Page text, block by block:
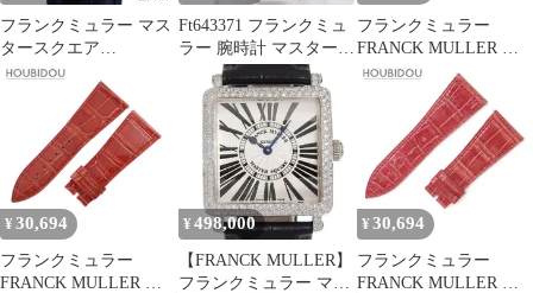
フランクミュラー マス
タースクエア
6000HSCDTR メンズ 腕
Ft643371 フランクミュ
ラー 腕時計 マスタース
クエア 6002 L QZ R シ
ルバー文字盤 レディー
ス FRANCK MULLER
中古
フランクミュラー
FRANCK MULLER 腕
時計パーツ マスタース
クエア 6000 KING用 ク
ロコバンド クロコダイ
ル ブラウン 未使用 純
正 シャイニー 30mm ブ
ラウン 茶 【中古】
¥ 30,694
フランクミュラー
FRANCK MULLER 腕
¥ 498,000
【FRANCK MULLER】
フランクミュラー マス
¥ 30,694
フランクミュラー
FRANCK MULLER 腕